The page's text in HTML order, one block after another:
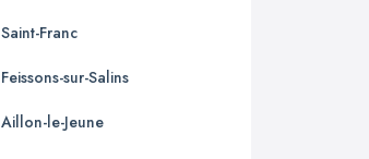
Saint-Franc
Feissons-sur-Salins
Aillon-le-Jeune